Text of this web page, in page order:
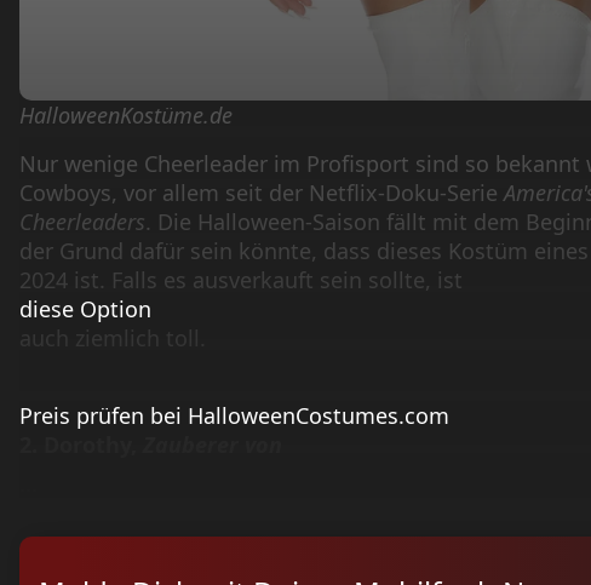
HalloweenKostüme.de
Nur wenige Cheerleader im Profisport sind so bekannt
Cowboys, vor allem seit der Netflix-Doku-Serie
Cheerleaders. Die Halloween-Saison fällt mit dem
der Grund dafür sein könnte, dass dieses Kostüm
2024 ist. Falls es ausverkauft sein sollte, ist
diese Option
auch ziemlich toll.
Preis prüfen bei HalloweenCostumes.com